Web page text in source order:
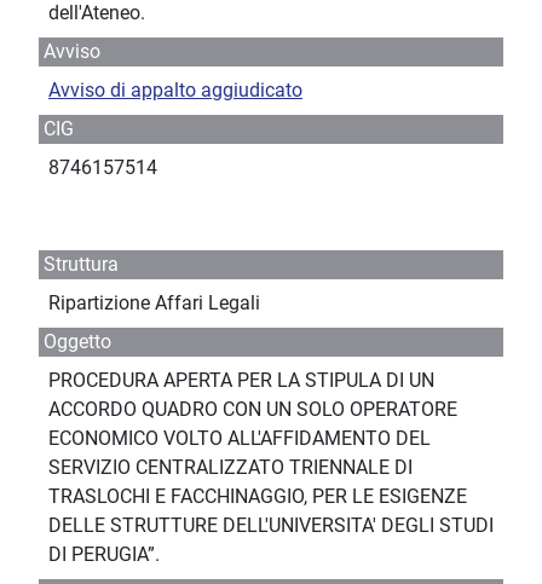
dell'Ateneo.
Avviso
Avviso di appalto aggiudicato
CIG
8746157514
Struttura
Ripartizione Affari Legali
Oggetto
PROCEDURA APERTA PER LA STIPULA DI UN
ACCORDO QUADRO CON UN SOLO OPERATORE
ECONOMICO VOLTO ALL'AFFIDAMENTO DEL
SERVIZIO CENTRALIZZATO TRIENNALE DI
TRASLOCHI E FACCHINAGGIO, PER LE ESIGENZE
DELLE STRUTTURE DELL'UNIVERSITA' DEGLI STUDI
DI PERUGIA”.